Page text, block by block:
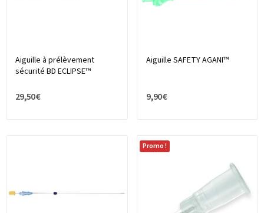
Aiguille à prélèvement
sécurité BD ECLIPSE™
29,50 €
Aiguille SAFETY AGANI™
9,90 €
Promo !